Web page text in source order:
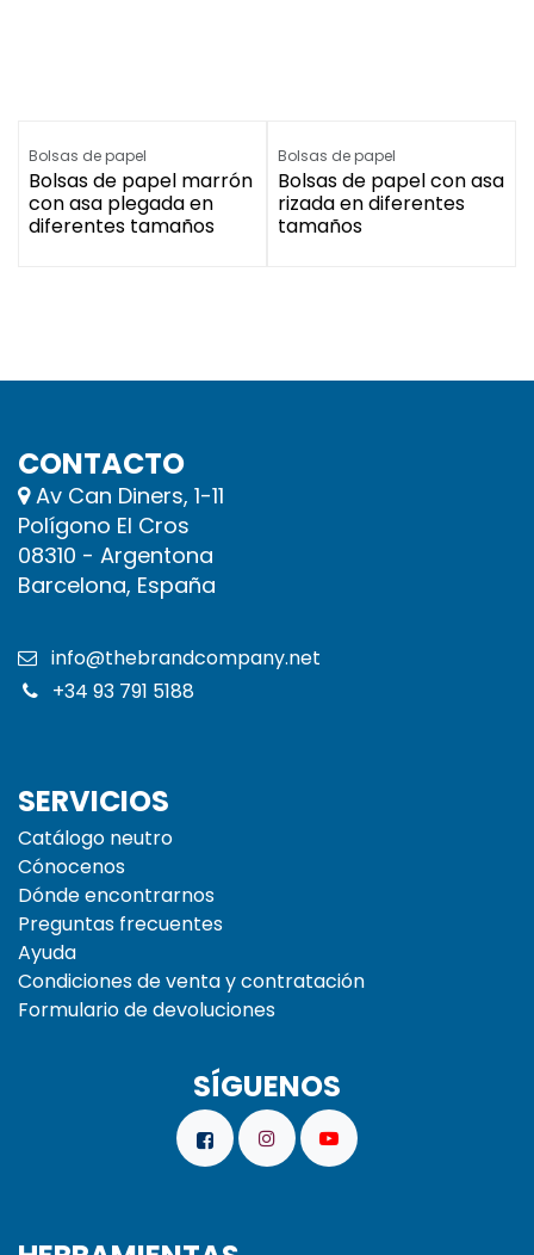
Bolsas de papel
Bolsas de papel marrón
con asa plegada en
diferentes tamaños
Bolsas de papel
Bolsas de papel con asa
rizada en diferentes
tamaños
CONTACTO
Av Can Diners, 1-11
Polígono El Cros
08310 - Argentona
Barcelona, España
info@thebrandcompany.net
+34 93 791 5188
SERVICIOS
Catálogo neutro
Cónocenos
Dónde encontrarnos
Preguntas frecuentes
Ayuda
Condiciones de venta y contratación
Formulario de devoluciones
SÍGUENOS